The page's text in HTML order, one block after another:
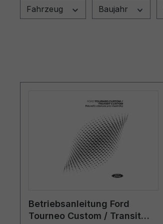
Fahrzeug Baujahr
Betriebsanleitung Ford
Tourneo Custom / Transit